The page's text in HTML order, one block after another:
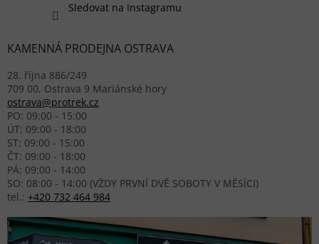
Sledovat na Instagramu
KAMENNÁ PRODEJNA OSTRAVA
28. října 886/249
709 00, Ostrava 9 Mariánské hory
ostrava@protrek.cz
PO: 09:00 - 15:00
ÚT: 09:00 - 18:00
ST: 09:00 - 15:00
ČT: 09:00 - 18:00
PÁ: 09:00 - 14:00
SO: 08:00 - 14:00 (VŽDY PRVNÍ DVĚ SOBOTY V MĚSÍCI)
tel.: +420 732 464 984